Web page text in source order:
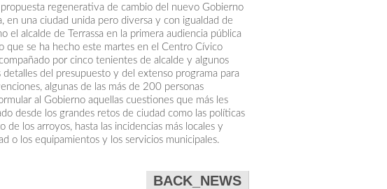
regenerativa de cambio del nuevo Gobierno
en una ciudad unida pero diversa y con igualdad de
el alcalde de Terrassa en la primera audiencia pública
que se ha hecho este martes en el Centro Cívico
por cinco tenientes de alcalde y algunos
del presupuesto y del extenso programa para
algunas de las más de 200 personas
al Gobierno aquellas cuestiones que más les
desde los grandes retos de ciudad como las políticas
los arroyos, hasta las incidencias más locales y
o los equipamientos y los servicios municipales.
BACK_NEWS